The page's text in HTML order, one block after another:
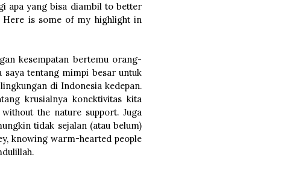
apa yang bisa diambil to better
Here is some of my highlight in
kesempatan bertemu orang-
tentang mimpi besar untuk
di Indonesia kedepan.
krusialnya konektivitas kita
the nature support. Juga
tidak sejalan (atau belum)
knowing warm-hearted people